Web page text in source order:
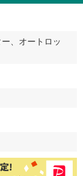
、オートロッ